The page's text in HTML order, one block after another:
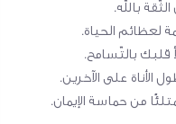
بالله.
لعظائم الحياة.
قلبك بالتّسامح.
على الآخرين.
من حماسة الإيمان.